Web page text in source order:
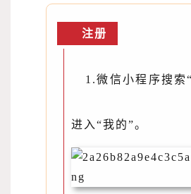
注册
1.微信小程序搜索“
进入“我的”。